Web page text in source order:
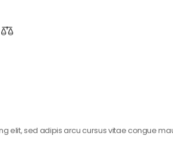
elit, sed adipis arcu cursus vitae congue